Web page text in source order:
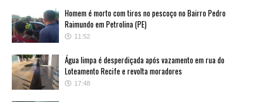
Homem é morto com tiros no pescoço no Bairro Pedro
Raimundo em Petrolina (PE)
11:52
Água limpa é desperdiçada após vazamento em rua do
Loteamento Recife e revolta moradores
17:48